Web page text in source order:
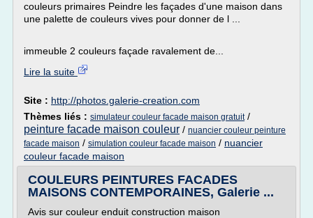
couleurs primaires Peindre les façades d'une maison dans
une palette de couleurs vives pour donner de l ...
immeuble 2 couleurs façade ravalement de...
Lire la suite
Site : http://photos.galerie-creation.com
Thèmes liés : simulateur couleur facade maison gratuit/
peinture facade maison couleur / nuancier couleur peinture
facade maison / simulation couleur facade maison / nuancier
couleur facade maison
COULEURS PEINTURES FACADES
MAISONS CONTEMPORAINES, Galerie ...
Avis sur couleur enduit construction maison